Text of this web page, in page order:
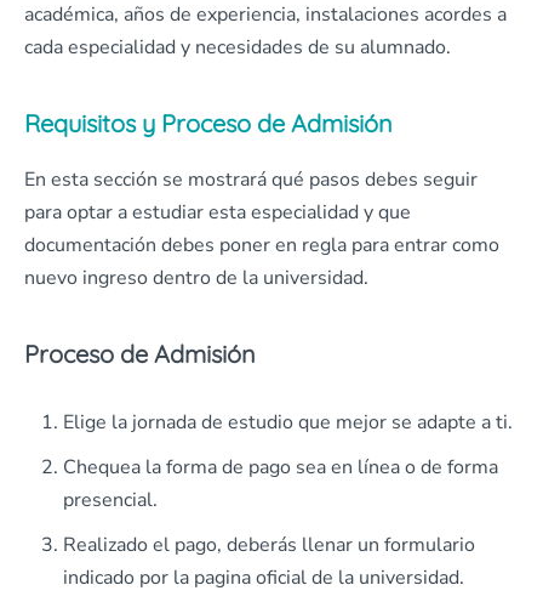
académica, años de experiencia, instalaciones acordes a
cada especialidad y necesidades de su alumnado.
Requisitos y Proceso de Admisión
En esta sección se mostrará qué pasos debes seguir
para optar a estudiar esta especialidad y que
documentación debes poner en regla para entrar como
nuevo ingreso dentro de la universidad.
Proceso de Admisión
Elige la jornada de estudio que mejor se adapte a ti.
Chequea la forma de pago sea en línea o de forma
presencial.
Realizado el pago, deberás llenar un formulario
indicado por la pagina oficial de la universidad.